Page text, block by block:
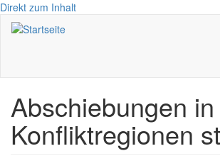
Direkt zum Inhalt
Abschiebungen in
Konfliktregionen